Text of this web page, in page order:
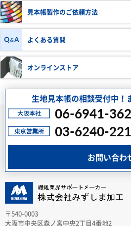
見本帳製作のご依頼方法
よくある質問
オンラインストア
生地見本帳の相談受付中！
06-6941-
03-6240-
お問い合わ
〒540-0003
大阪市中央区森ノ宮中央2丁目4番地2